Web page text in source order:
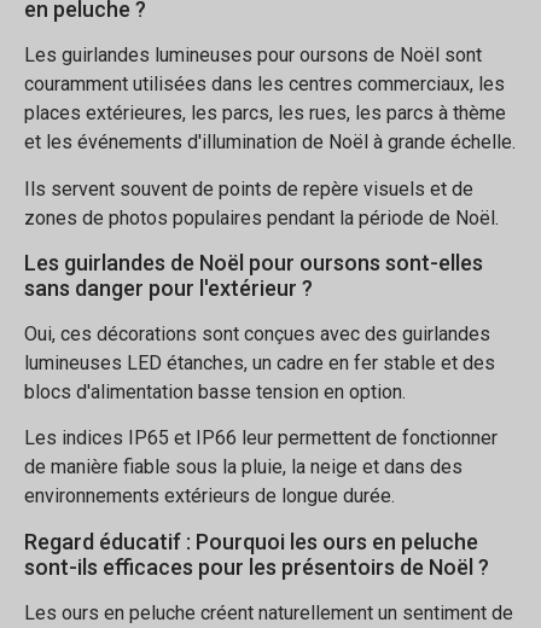
en peluche ?
Les guirlandes lumineuses pour oursons de Noël sont
couramment utilisées dans les centres commerciaux, les
places extérieures, les parcs, les rues, les parcs à thème
et les événements d'illumination de Noël à grande échelle.
Ils servent souvent de points de repère visuels et de
zones de photos populaires pendant la période de Noël.
Les guirlandes de Noël pour oursons sont-elles
sans danger pour l'extérieur ?
Oui, ces décorations sont conçues avec des guirlandes
lumineuses LED étanches, un cadre en fer stable et des
blocs d'alimentation basse tension en option.
Les indices IP65 et IP66 leur permettent de fonctionner
de manière fiable sous la pluie, la neige et dans des
environnements extérieurs de longue durée.
Regard éducatif : Pourquoi les ours en peluche
sont-ils efficaces pour les présentoirs de Noël ?
Les ours en peluche créent naturellement un sentiment de